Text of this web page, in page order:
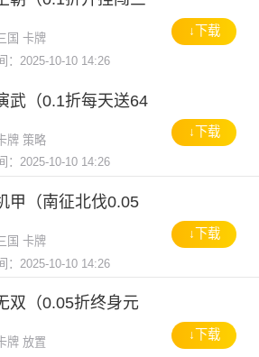
国 卡牌
：2025-10-10 14:26
↓下载
武（0.1折每天送64
牌 策略
：2025-10-10 14:26
↓下载
甲（南征北伐0.05
国 卡牌
：2025-10-10 14:26
↓下载
双（0.05折终身元
牌 放置
↓下载